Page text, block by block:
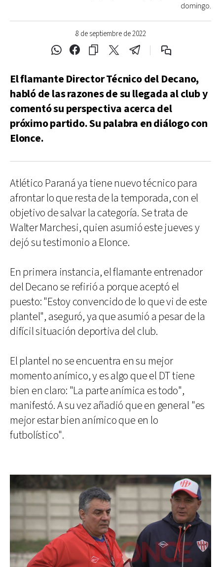
8 de septiembre de 2022
domingo.
El flamante Director Técnico del Decano,
habló de las razones de su llegada al club y
comentó su perspectiva acerca del
próximo partido. Su palabra en diálogo con
Elonce.
Atlético Paraná ya tiene nuevo técnico para
afrontar lo que resta de la temporada, con el
objetivo de salvar la categoría. Se trata de
Walter Marchesi, quien asumió este jueves y
dejó su testimonio a Elonce.
En primera instancia, el flamante entrenador
del Decano se refirió a porque aceptó el
puesto: "Estoy convencido de lo que vi de este
plantel", aseguró, ya que asumió a pesar de la
difícil situación deportiva del club.
El plantel no se encuentra en su mejor
momento anímico, y es algo que el DT tiene
bien en claro: "La parte anímica es todo",
manifestó. A su vez añadió que en general "es
mejor estar bien anímico que en lo
futbolístico".